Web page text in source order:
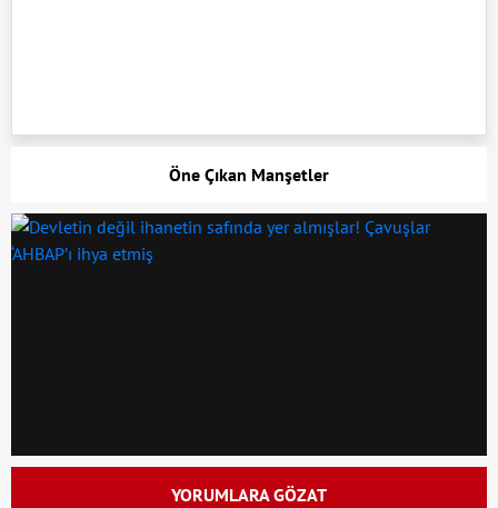
Öne Çıkan Manşetler
YORUMLARA GÖZAT